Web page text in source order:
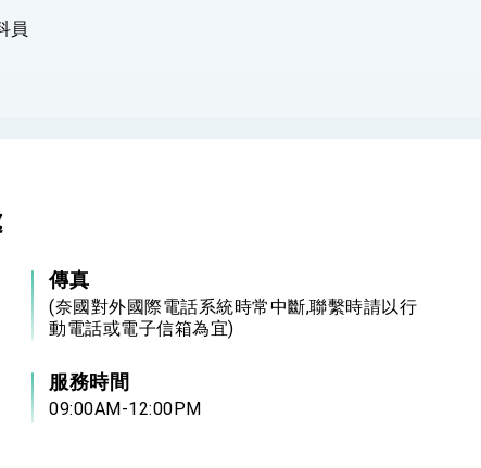
員
傳真
(奈國對外國際電話系統時常中斷,聯繫時請以行
動電話或電子信箱為宜)
服務時間
09:00AM-12:00PM